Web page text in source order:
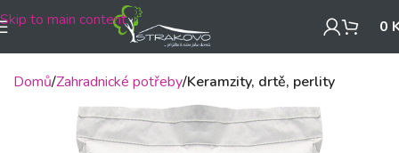
Skip to main content 0
Domů Zahradnické potřeby Keramzity, drtě, perlity